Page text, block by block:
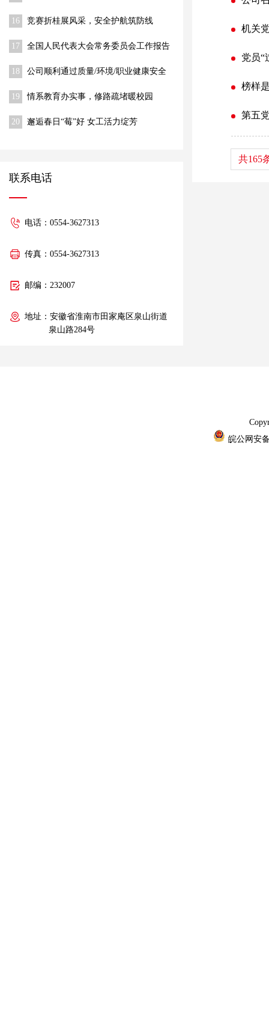
16 竞赛折桂展风采，安全护航筑防线
17 全国人民代表大会常务委员会工作报告
18
公司顺利通过质量/环境/职业健康安全
19
情系教育办实事，修路疏堵暖校园
20 邂逅春日“莓”好 女工活力绽芳
联系电话
电话：0554-3627313
传真：0554-3627313
邮编：232007
地址：安徽省淮南市田家庵区泉山街道
泉山路284号
机关
党员“
榜样
第五
共165
皖公网安